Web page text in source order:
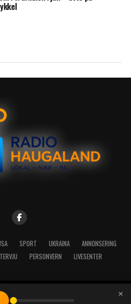
SPORT UKRAINA
ANNONSERING
PERSONVERN LIVESENTER
| Radio Haugaland - Haraldsgata 114,
×